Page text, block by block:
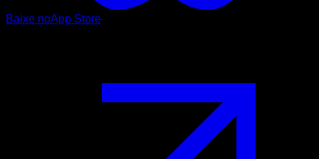
Baixe noApp Store